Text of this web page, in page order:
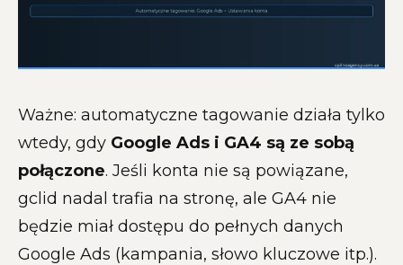
Ważne: automatyczne tagowanie działa tylko
wtedy, gdy Google Ads i GA4 są ze sobą
połączone. Jeśli konta nie są powiązane,
gclid nadal trafia na stronę, ale GA4 nie
będzie miał dostępu do pełnych danych
Google Ads (kampania, słowo kluczowe itp.).